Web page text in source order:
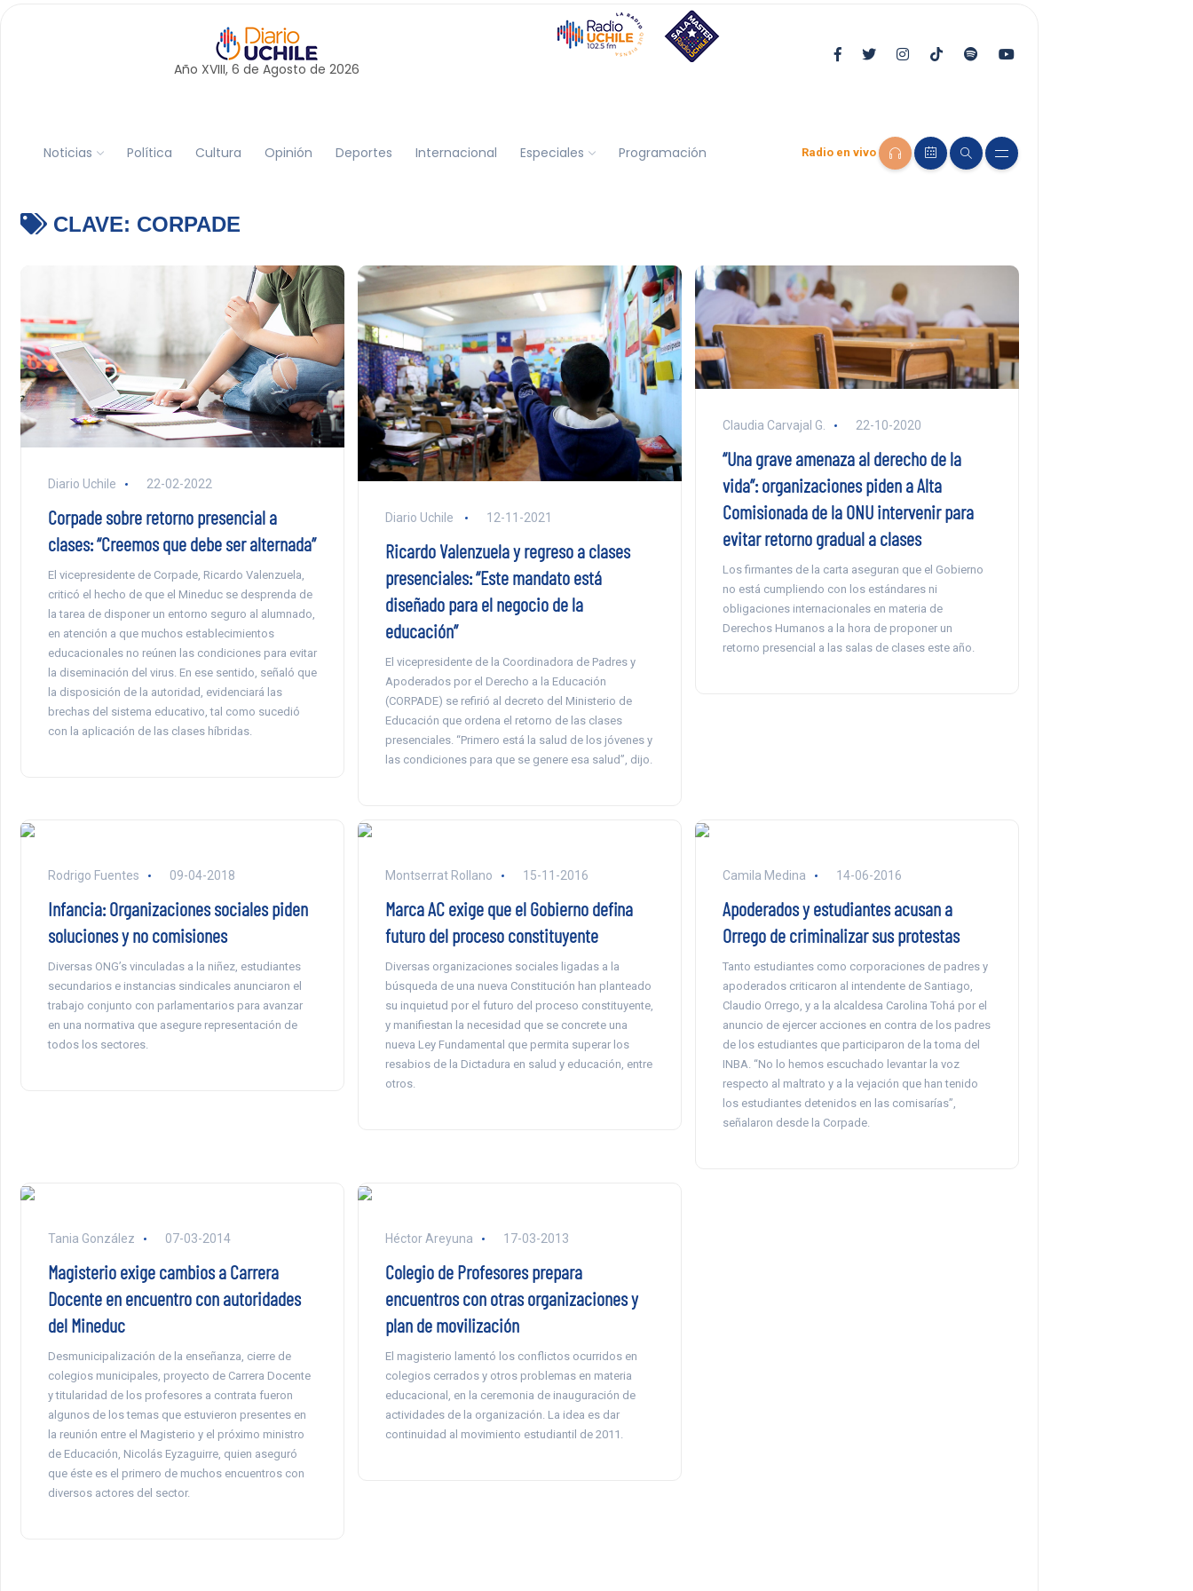
Año XVIII, 6 de Agosto de 2026
Noticias Política Cultura Opinión Deportes Internacional Especiales Programación Radio en vivo
CLAVE: CORPADE
Diario Uchile 22-02-2022
Corpade sobre retorno presencial a
clases: “Creemos que debe ser alternada”
El vicepresidente de Corpade, Ricardo Valenzuela,
criticó el hecho de que el Mineduc se desprenda de
la tarea de disponer un entorno seguro al alumnado,
en atención a que muchos establecimientos
educacionales no reúnen las condiciones para evitar
la diseminación del virus. En ese sentido, señaló que
la disposición de la autoridad, evidenciará las
brechas del sistema educativo, tal como sucedió
con la aplicación de las clases híbridas.
Diario Uchile 12-11-2021
Ricardo Valenzuela y regreso a clases
presenciales: “Este mandato está
diseñado para el negocio de la
educación”
El vicepresidente de la Coordinadora de Padres y
Apoderados por el Derecho a la Educación
(CORPADE) se refirió al decreto del Ministerio de
Educación que ordena el retorno de las clases
presenciales. “Primero está la salud de los jóvenes y
las condiciones para que se genere esa salud”, dijo.
Claudia Carvajal G. 22-10-2020
“Una grave amenaza al derecho de la
vida”: organizaciones piden a Alta
Comisionada de la ONU intervenir para
evitar retorno gradual a clases
Los firmantes de la carta aseguran que el Gobierno
no está cumpliendo con los estándares ni
obligaciones internacionales en materia de
Derechos Humanos a la hora de proponer un
retorno presencial a las salas de clases este año.
Rodrigo Fuentes 09-04-2018
Infancia: Organizaciones sociales piden
soluciones y no comisiones
Diversas ONG’s vinculadas a la niñez, estudiantes
secundarios e instancias sindicales anunciaron el
trabajo conjunto con parlamentarios para avanzar
en una normativa que asegure representación de
todos los sectores.
Montserrat Rollano 15-11-2016
Marca AC exige que el Gobierno defina
futuro del proceso constituyente
Diversas organizaciones sociales ligadas a la
búsqueda de una nueva Constitución han planteado
su inquietud por el futuro del proceso constituyente,
y manifiestan la necesidad que se concrete una
nueva Ley Fundamental que permita superar los
resabios de la Dictadura en salud y educación, entre
otros.
Camila Medina 14-06-2016
Apoderados y estudiantes acusan a
Orrego de criminalizar sus protestas
Tanto estudiantes como corporaciones de padres y
apoderados criticaron al intendente de Santiago,
Claudio Orrego, y a la alcaldesa Carolina Tohá por el
anuncio de ejercer acciones en contra de los padres
de los estudiantes que participaron de la toma del
INBA. “No lo hemos escuchado levantar la voz
respecto al maltrato y a la vejación que han tenido
los estudiantes detenidos en las comisarías”,
señalaron desde la Corpade.
Tania González 07-03-2014
Magisterio exige cambios a Carrera
Docente en encuentro con autoridades
del Mineduc
Desmunicipalización de la enseñanza, cierre de
colegios municipales, proyecto de Carrera Docente
y titularidad de los profesores a contrata fueron
algunos de los temas que estuvieron presentes en
la reunión entre el Magisterio y el próximo ministro
de Educación, Nicolás Eyzaguirre, quien aseguró
que éste es el primero de muchos encuentros con
diversos actores del sector.
Héctor Areyuna 17-03-2013
Colegio de Profesores prepara
encuentros con otras organizaciones y
plan de movilización
El magisterio lamentó los conflictos ocurridos en
colegios cerrados y otros problemas en materia
educacional, en la ceremonia de inauguración de
actividades de la organización. La idea es dar
continuidad al movimiento estudiantil de 2011.